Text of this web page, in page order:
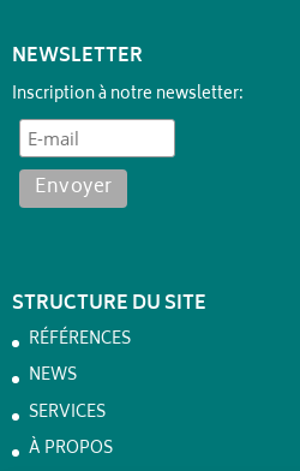
NEWSLETTER
Inscription à notre newsletter:
STRUCTURE DU SITE
RÉFÉRENCES
NEWS
SERVICES
À PROPOS